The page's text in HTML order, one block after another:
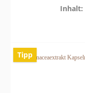
Inhalt:
Tipp